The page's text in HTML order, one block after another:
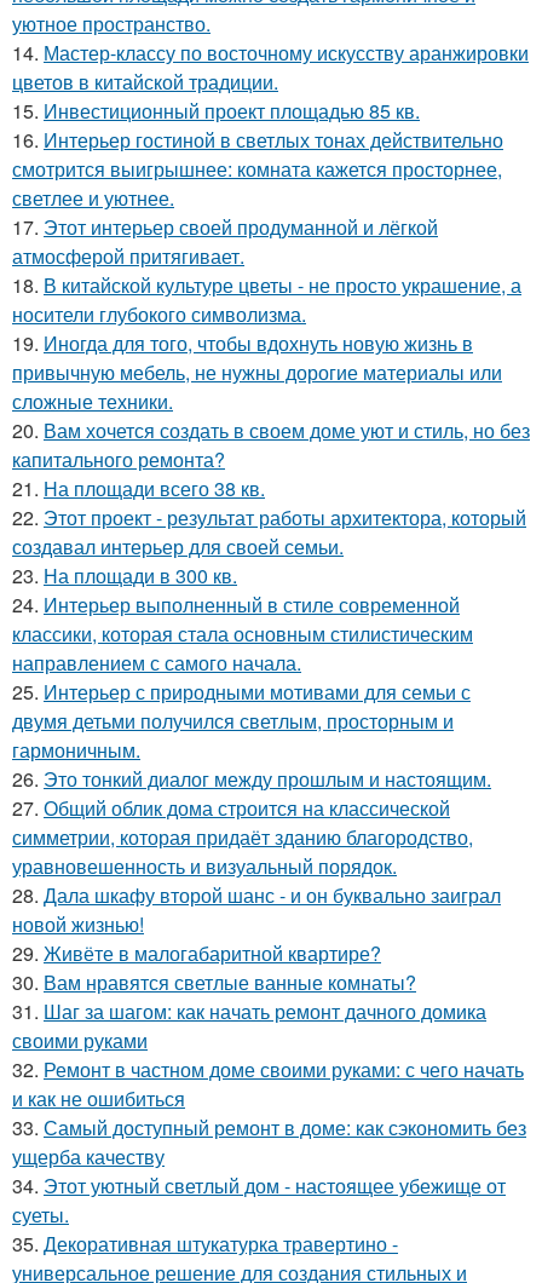
уютное пространство.
14. Мастер-классу по восточному искусству аранжировки
цветов в китайской традиции.
15. Инвестиционный проект площадью 85 кв.
16. Интерьер гостиной в светлых тонах действительно
смотрится выигрышнее: комната кажется просторнее,
светлее и уютнее.
17. Этот интерьер своей продуманной и лёгкой
атмосферой притягивает.
18. В китайской культуре цветы - не просто украшение, а
носители глубокого символизма.
19. Иногда для того, чтобы вдохнуть новую жизнь в
привычную мебель, не нужны дорогие материалы или
сложные техники.
20. Вам хочется создать в своем доме уют и стиль, но без
капитального ремонта?
21. На площади всего 38 кв.
22. Этот проект - результат работы архитектора, который
создавал интерьер для своей семьи.
23. На площади в 300 кв.
24. Интерьер выполненный в стиле современной
классики, которая стала основным стилистическим
направлением с самого начала.
25. Интерьер с природными мотивами для семьи с
двумя детьми получился светлым, просторным и
гармоничным.
26. Это тонкий диалог между прошлым и настоящим.
27. Общий облик дома строится на классической
симметрии, которая придаёт зданию благородство,
уравновешенность и визуальный порядок.
28. Дала шкафу второй шанс - и он буквально заиграл
новой жизнью!
29. Живёте в малогабаритной квартире?
30. Вам нравятся светлые ванные комнаты?
31. Шаг за шагом: как начать ремонт дачного домика
своими руками
32. Ремонт в частном доме своими руками: с чего начать
и как не ошибиться
33. Самый доступный ремонт в доме: как сэкономить без
ущерба качеству
34. Этот уютный светлый дом - настоящее убежище от
суеты.
35. Декоративная штукатурка травертино -
универсальное решение для создания стильных и